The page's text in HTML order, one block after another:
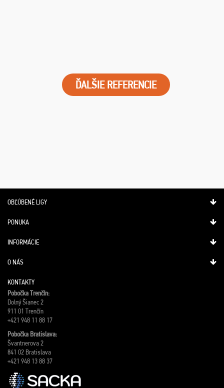
ĎALŠIE REFERENCIE
OBĽÚBENÉ LIGY
PONUKA
INFORMÁCIE
O NÁS
KONTAKTY
Pobočka Trenčín:
Dolný Šianec 2
911 01 Trenčín
+421 948 11 88 17
Pobočka Bratislava:
Švantnerova 2
841 02 Bratislava
+421 948 13 88 37